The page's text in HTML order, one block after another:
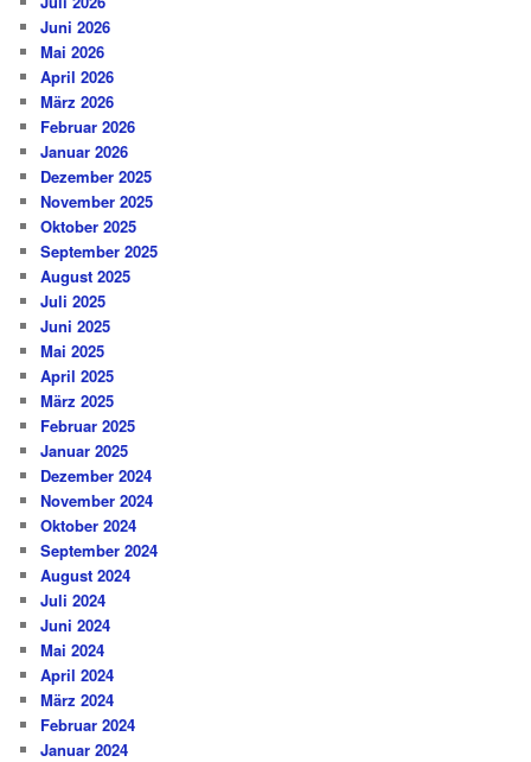
Juni 2026
Mai 2026
April 2026
März 2026
Februar 2026
Januar 2026
Dezember 2025
November 2025
Oktober 2025
September 2025
August 2025
Juli 2025
Juni 2025
Mai 2025
April 2025
März 2025
Februar 2025
Januar 2025
Dezember 2024
November 2024
Oktober 2024
September 2024
August 2024
Juli 2024
Juni 2024
Mai 2024
April 2024
März 2024
Februar 2024
Januar 2024